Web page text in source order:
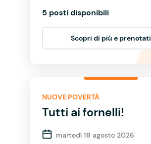
5 posti disponibili
Scopri di più e prenotati
NUOVE POVERTÀ
Tutti ai fornelli!
martedì 18 agosto 2026